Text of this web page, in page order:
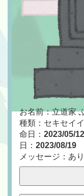
お名前：立道家
種類：セキセイ
命日： 2023/05/12
日： 2023/08/19
メッセージ：あ